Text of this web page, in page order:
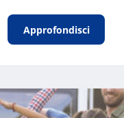
Approfondisci